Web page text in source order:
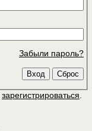
Забыли пароль?
зарегистрироваться